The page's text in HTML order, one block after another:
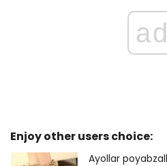
ad
Enjoy other users choice:
Ayollar